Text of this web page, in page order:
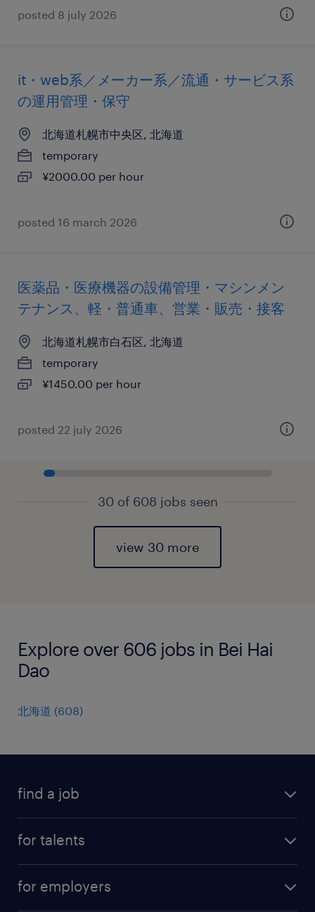
posted 8 july 2026
it・web系／メーカー系／流通・サービス系
の運用管理・保守
北海道札幌市中央区, 北海道
temporary
¥2000.00 per hour
posted 16 march 2026
医薬品・医療機器の設備管理・マシンメン
テナンス、軽・普通車、営業・販売・接客
北海道札幌市白石区, 北海道
temporary
¥1450.00 per hour
posted 22 july 2026
30 of 608 jobs seen
view 30 more
Explore over 606 jobs in Bei Hai
Dao
北海道 (608)
find a job
for talents
professional career
for employers